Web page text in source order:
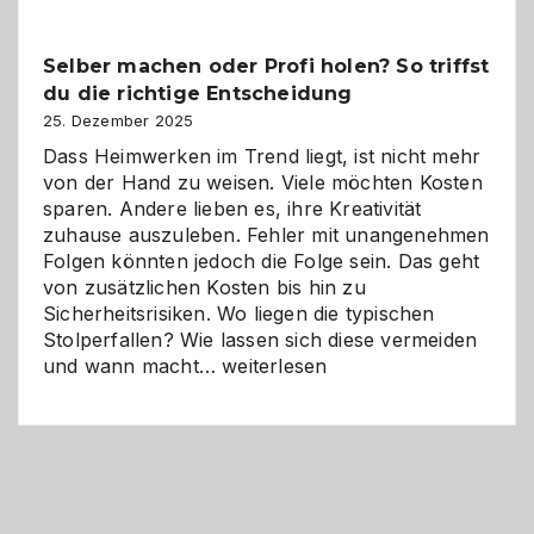
Herausforderungen
und
Zukunft
Selber machen oder Profi holen? So triffst
du die richtige Entscheidung
25. Dezember 2025
Dass Heimwerken im Trend liegt, ist nicht mehr
von der Hand zu weisen. Viele möchten Kosten
sparen. Andere lieben es, ihre Kreativität
zuhause auszuleben. Fehler mit unangenehmen
Folgen könnten jedoch die Folge sein. Das geht
von zusätzlichen Kosten bis hin zu
Sicherheitsrisiken. Wo liegen die typischen
Stolperfallen? Wie lassen sich diese vermeiden
und wann macht…Selber
weiterlesen